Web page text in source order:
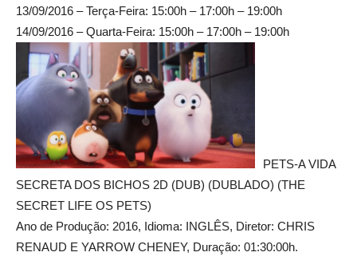
13/09/2016 – Terça-Feira: 15:00h – 17:00h – 19:00h
14/09/2016 – Quarta-Feira: 15:00h – 17:00h – 19:00h
PETS-A VIDA
SECRETA DOS BICHOS 2D (DUB) (DUBLADO) (THE
SECRET LIFE OS PETS)
Ano de Produção: 2016, Idioma: INGLÊS, Diretor: CHRIS
RENAUD E YARROW CHENEY, Duração: 01:30:00h.